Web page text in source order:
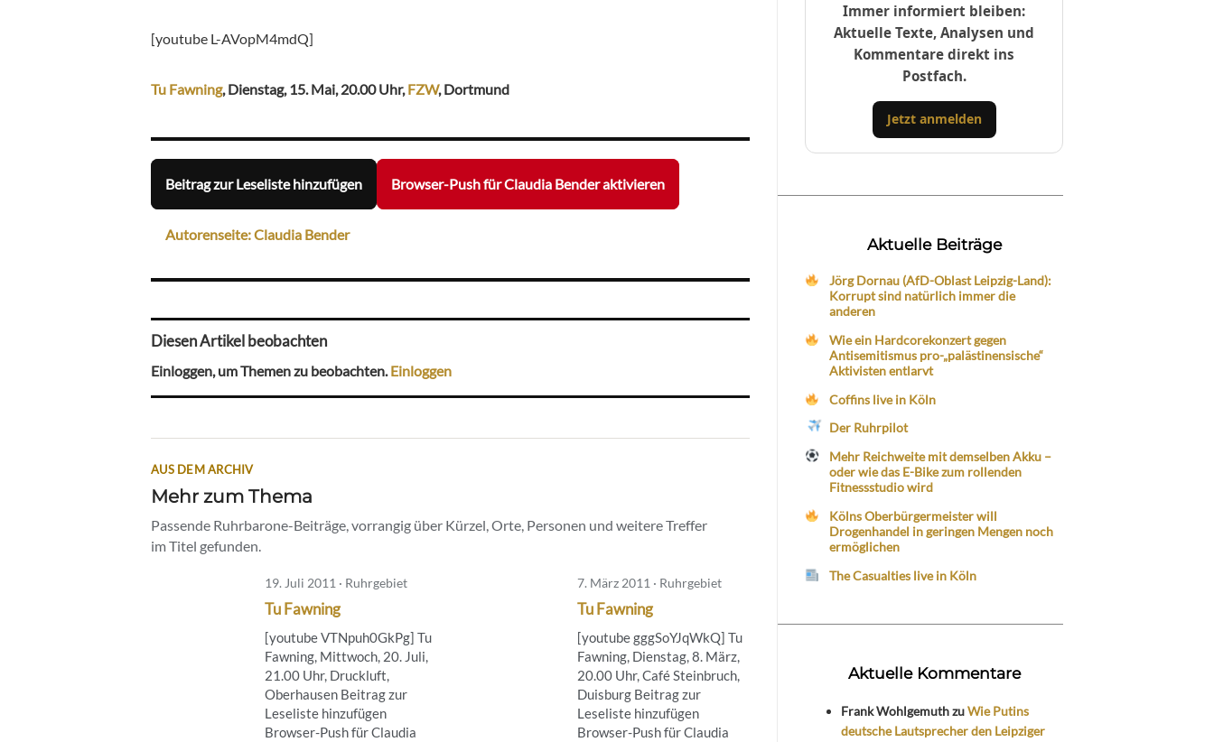
[youtube L-AVopM4mdQ]
Tu Fawning, Dienstag, 15. Mai, 20.00 Uhr, FZW, Dortmund
Beitrag zur Leseliste hinzufügen Browser-Push für Claudia Bender aktivieren
Autorenseite: Claudia Bender
Diesen Artikel beobachten
Einloggen, um Themen zu beobachten.Einloggen
AUS DEM ARCHIV
Mehr zum Thema
Passende Ruhrbarone-Beiträge, vorrangig über Kürzel, Orte, Personen und weitere Treffer
im Titel gefunden.
19. Juli 2011 · Ruhrgebiet
Tu Fawning
[youtube VTNpuh0GkPg] Tu
Fawning, Mittwoch, 20. Juli,
21.00 Uhr, Druckluft,
Oberhausen Beitrag zur
Leseliste hinzufügen
Browser-Push für Claudia
7. März 2011 · Ruhrgebiet
Tu Fawning
[youtube gggSoYJqWkQ] Tu
Fawning, Dienstag, 8. März,
20.00 Uhr, Café Steinbruch,
Duisburg Beitrag zur
Leseliste hinzufügen
Browser-Push für Claudia
Immer informiert bleiben:
Aktuelle Texte, Analysen und
Kommentare direkt ins
Postfach.
Jetzt anmelden
Aktuelle Beiträge
Jörg Dornau (AfD-Oblast Leipzig-Land):
Korrupt sind natürlich immer die
anderen
Wie ein Hardcorekonzert gegen
Antisemitismus pro-„palästinensische“
Aktivisten entlarvt
Coffins live in Köln
Der Ruhrpilot
Mehr Reichweite mit demselben Akku –
oder wie das E-Bike zum rollenden
Fitnessstudio wird
Kölns Oberbürgermeister will
Drogenhandel in geringen Mengen noch
ermöglichen
The Casualties live in Köln
Aktuelle Kommentare
Frank WohlgemuthzuWie Putins
deutsche Lautsprecher den Leipziger